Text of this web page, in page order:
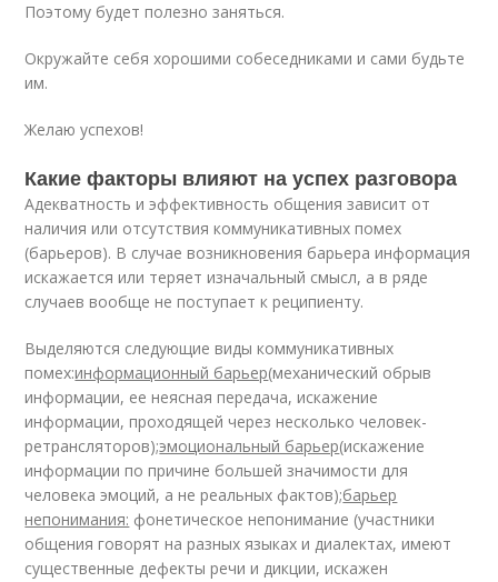
Поэтому будет полезно заняться.
Окружайте себя хорошими собеседниками и сами будьте
им.
Желаю успехов!
Какие факторы влияют на успех разговора
Адекватность и эффективность общения зависит от
наличия или отсутствия коммуникативных помех
(барьеров). В случае возникновения барьера информация
искажается или теряет изначальный смысл, а в ряде
случаев вообще не поступает к реципиенту.
Выделяются следующие виды коммуникативных
помех:информационный барьер(механический обрыв
информации, ее неясная передача, искажение
информации, проходящей через несколько человек-
ретрансляторов);эмоциональный барьер(искажение
информации по причине большей значимости для
человека эмоций, а не реальных фактов);барьер
непонимания: фонетическое непонимание (участники
общения говорят на разных языках и диалектах, имеют
существенные дефекты речи и дикции, искажен